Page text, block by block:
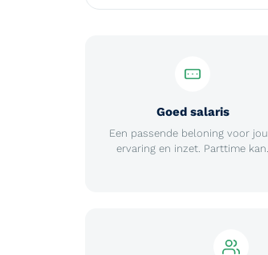
Goed salaris
Een passende beloning voor
ervaring en inzet. Parttime kan.